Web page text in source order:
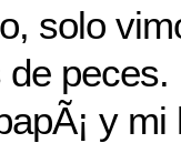
solo
y